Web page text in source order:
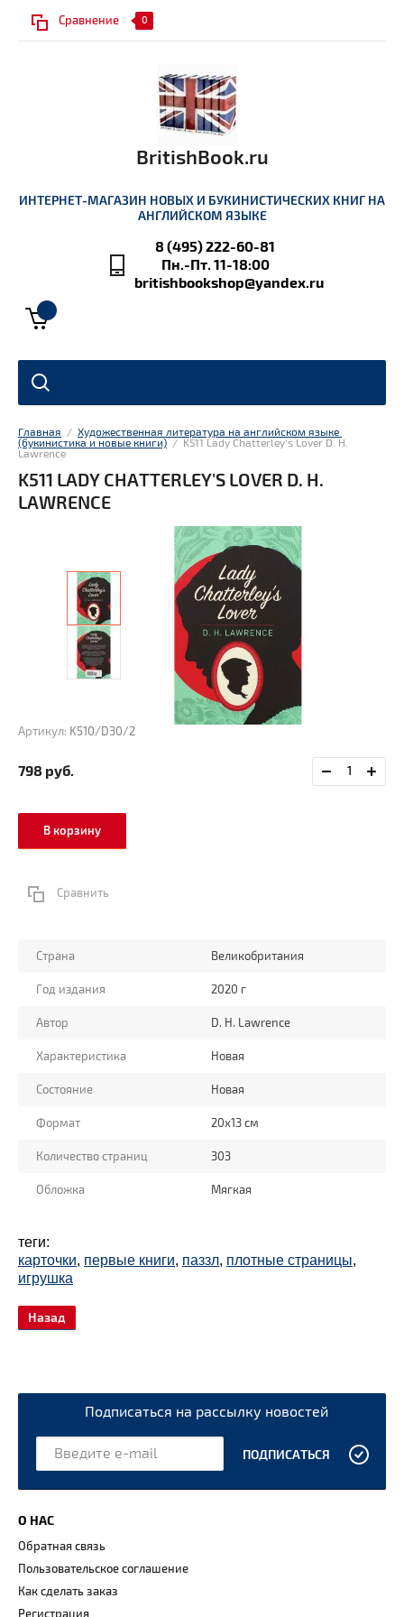
Сравнение 0
BritishBook.ru
ИНТЕРНЕТ-МАГАЗИН НОВЫХ И БУКИНИСТИЧЕСКИХ КНИГ НА
АНГЛИЙСКОМ ЯЗЫКЕ
8 (495) 222-60-81
Пн.-Пт. 11-18:00
britishbookshop@yandex.ru
Главная
  /
Художественная литература на английском языке
(букинистика и новые книги)
  /  K511 Lady Chatterley's Lover D. H.
Lawrence
K511 LADY CHATTERLEY'S LOVER D. H.
LAWRENCE
Артикул: K510/D30/2
798 руб.
В корзину
Сравнить
Страна Великобритания
Год издания 2020 г
Автор D. H. Lawrence
Характеристика Новая
Состояние Новая
Формат 20x13 см
Количество страниц 303
Обложка Мягкая
теги:
карточки, первые книги, паззл, плотные страницы,
игрушка
Назад
Подписаться на рассылку новостей
ПОДПИСАТЬСЯ
О НАС
Обратная связь
Пользовательское соглашение
Как сделать заказ